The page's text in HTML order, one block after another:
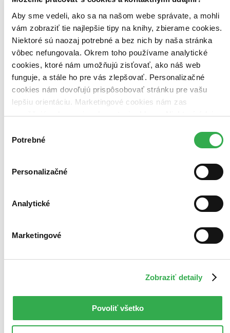
Aby sme vedeli, ako sa na našom webe správate, a mohli
vám zobraziť tie najlepšie tipy na knihy, zbierame cookies.
Niektoré sú naozaj potrebné a bez nich by naša stránka
vôbec nefungovala. Okrem toho používame analytické
cookies, ktoré nám umožňujú zisťovať, ako náš web
funguje, a stále ho pre vás zlepšovať. Personalizačné
cookies nám dovoľujú prispôsobovať stránku pre vašu
lepšiu orientáciu. Marketingové cookies nám zas
umožňujú zobrazenie relevantnej reklamy. Niektoré údaje
keby sme mohli používať všetky tieto cookies. Ďakujeme!
súhlasu
Potrebné
Personalizačné
Analytické
Marketingové
Zobraziť detaily
Povoliť všetko
Konečne je tu dlhoočakávané druhé DVD Mira Jaroša plné nových,
motivačných videoklipov pre deti...
DVD film
Na sklade 1 ks
Tento film máme síce aktuálne na sklade, máme však už iba
posledné kusy. Ak ho chcete mať rýchlo, ponáhľajte sa!
Dodanie ďalších môže trvať dlhšie, zvyčajne do šiestich dní.
Pridať do zoznamu
Vložiť do košíka